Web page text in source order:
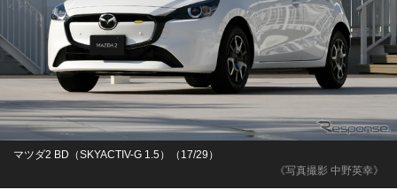
《写真撮影 中野英幸》
マツダ2 BD（SKYACTIV-G 1.5）（17/29）